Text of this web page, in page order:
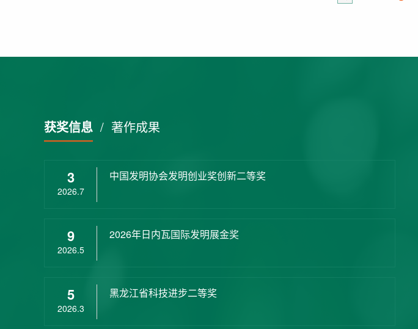
获奖信息 / 著作成果
3
2026.7
中国发明协会发明创业奖创新二等奖
9
2026.5
2026年日内瓦国际发明展金奖
5
2026.3
黑龙江省科技进步二等奖